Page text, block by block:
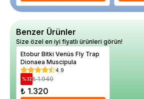
Benzer Ürünler
Size özel en iyi fiyatlı ürünleri görün!
Etobur Bitki Venüs Fly Trap
Dionaea Muscipula
4.9
%32 ₺ 1.940
₺ 1.320